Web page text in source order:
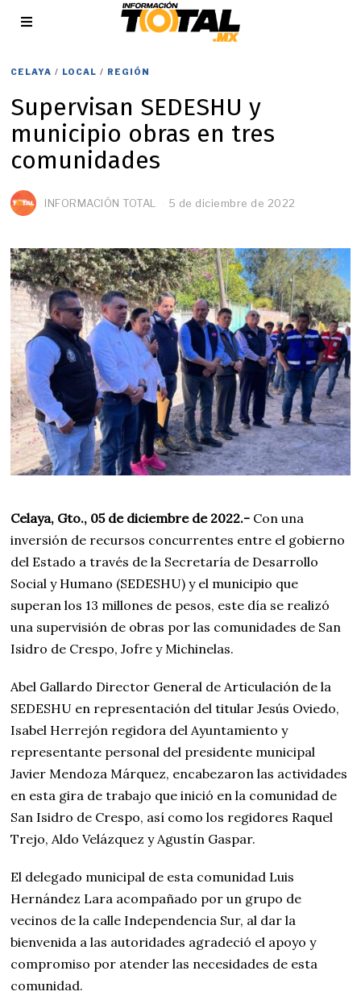
CELAYA / LOCAL / REGIÓN
Supervisan SEDESHU y
municipio obras en tres
comunidades
INFORMACIÓN TOTAL 5 de diciembre de 2022
Celaya, Gto., 05 de diciembre de 2022.- Con una
inversión de recursos concurrentes entre el gobierno
del Estado a través de la Secretaría de Desarrollo
Social y Humano (SEDESHU) y el municipio que
superan los 13 millones de pesos, este día se realizó
una supervisión de obras por las comunidades de San
Isidro de Crespo, Jofre y Michinelas.
Abel Gallardo Director General de Articulación de la
SEDESHU en representación del titular Jesús Oviedo,
Isabel Herrejón regidora del Ayuntamiento y
representante personal del presidente municipal
Javier Mendoza Márquez, encabezaron las actividades
en esta gira de trabajo que inició en la comunidad de
San Isidro de Crespo, así como los regidores Raquel
Trejo, Aldo Velázquez y Agustín Gaspar.
El delegado municipal de esta comunidad Luis
Hernández Lara acompañado por un grupo de
vecinos de la calle Independencia Sur, al dar la
bienvenida a las autoridades agradeció el apoyo y
compromiso por atender las necesidades de esta
comunidad.